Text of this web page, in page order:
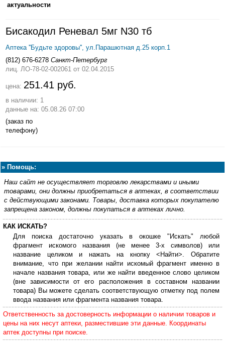
актуальности
Бисакодил Реневал 5мг N30 тб
Аптека ''Будьте здоровы'', ул.Парашютная д.25 корп.1
(812) 676-6278 Санкт-Петербург
лиц. ЛО-78-02-002061 от 02.04.2015
цена: 251.41 руб.
в наличии: 1
данные на: 05.08.26 07:00
(заказ по
телефону)
» Помощь:
Наш сайт не осуществляет торговлю лекарствами и иными
товарами, они должны приобретаться в аптеках, в соответствии
с действующими законами. Товары, доставка которых покупателю
запрещена законом, должны покупаться в аптеках лично.
КАК ИСКАТЬ?
Для поиска достаточно указать в окошке "Искать" любой
фрагмент искомого названия (не менее 3-х символов) или
название целиком и нажать на кнопку <Найти>. Обратите
внимание, что при желании найти искомый фрагмент именно в
начале названия товара, или же найти введенное слово целиком
(вне зависимости от его расположения в составном названии
товара) Вы можете сделать соответствующую отметку под полем
ввода названия или фрагмента названия товара.
Ответственность за достоверность информации о наличии товаров и
цены на них несут аптеки, разместившие эти данные. Координаты
аптек доступны при поиске.